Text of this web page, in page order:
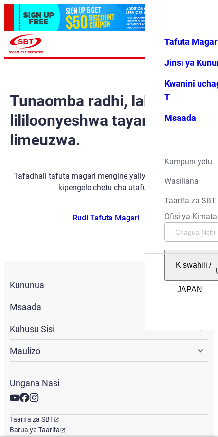
Vipendwa
Menyu
Tafuta
Jinsi ya
Kwanini
T
Msaada
Kampuni yetu
Wasiliana
Taarifa za SBT
Ofisi ya
Kiswahili /
Tunaomba radhi, lakini gari
lililoonyeshwa tayari
limeuzwa.
Tafadhali tafuta magari mengine yaliyopo kwa kutumia
kipengele chetu cha utafutaji.
Rudi Tafuta Magari
Kununua
Msaada
Kuhusu Sisi
Maulizo
Ungana Nasi
Taarifa za SBT
Barua ya Taarifa